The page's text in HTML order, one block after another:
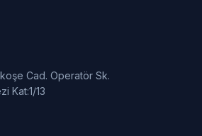
Cad. Operatör Sk.
Kat:1/13